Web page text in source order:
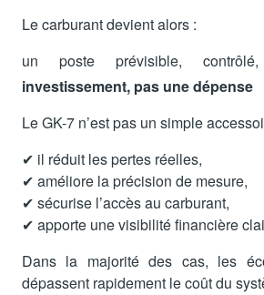
Le carburant devient alors :
un poste prévisible,
investissement, pas une dépense
Le GK-7 n’est pas un simple
✔ il réduit les pertes réelles,
✔ améliore la précision de mesure,
✔ sécurise l’accès au carburant,
✔ apporte une visibilité financière
Dans la majorité des cas, les
dépassent rapidement le coût du